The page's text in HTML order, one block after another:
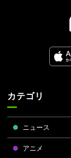
カテゴリ
ニュース
アニメ